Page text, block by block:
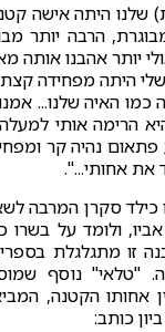
שלנו היתה אישה
הרבה יותר
יותר אהבנו אותה
היתה מפחידה
כמו האיה שלנו...
הרימה אותי
פתאום נהיה קר
את אחותי...".
כילד סקרן המרבה
ולומד על בשרו
זו מתגלגלת
"טלאי" נוסף
אחותו הקטנה,
כותב: